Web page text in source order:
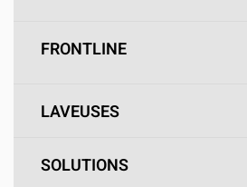
FRONTLINE
LAVEUSES
SOLUTIONS